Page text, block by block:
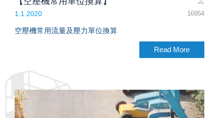
16954
1.1.2020
空壓機常用流量及壓力單位換算
Read More